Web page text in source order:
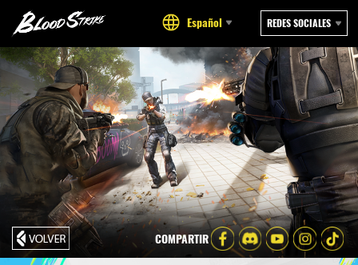
Español REDES SOCIALES
COMPARTIR